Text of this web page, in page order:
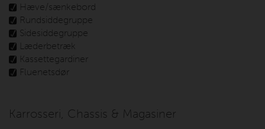
Hæve/sænkebord
Rundsiddegruppe
Sidesiddegruppe
Læderbetræk
Kassettegardiner
Fluenetsdør
Karrosseri, Chassis & Magasiner